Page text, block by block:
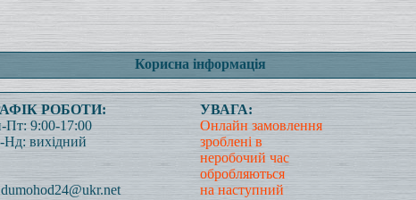
Корисна інформація
РОБОТИ:
9:00-17:00
вихідний
УВАГА:
Онлайн замовлення
зроблені в
неробочий час
обробляються
на наступний